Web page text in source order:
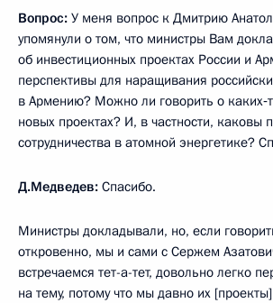
Вопрос: У меня вопрос к Дмитрию
упомянули о том, что министры Вам
об инвестиционных проектах России и
перспективы для наращивания
в Армению? Можно ли говорить о
новых проектах? И, в частности, каковы
сотрудничества в атомной энергетике?
Д.Медведев: Спасибо.
Министры докладывали, но, если
откровенно, мы и сами с Сержем
встречаемся тет-а-тет, довольно легко
на тему, потому что мы давно их